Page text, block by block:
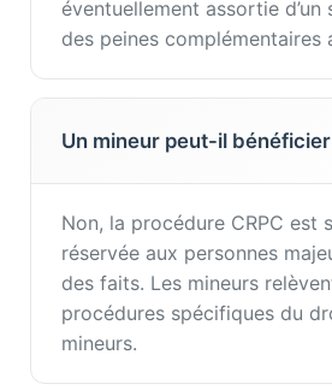
éventuellement assortie d’un
des peines complémentaires
Un mineur peut-il bénéficier
Non, la procédure CRPC est
réservée aux personnes
des faits. Les mineurs
procédures spécifiques du
mineurs.